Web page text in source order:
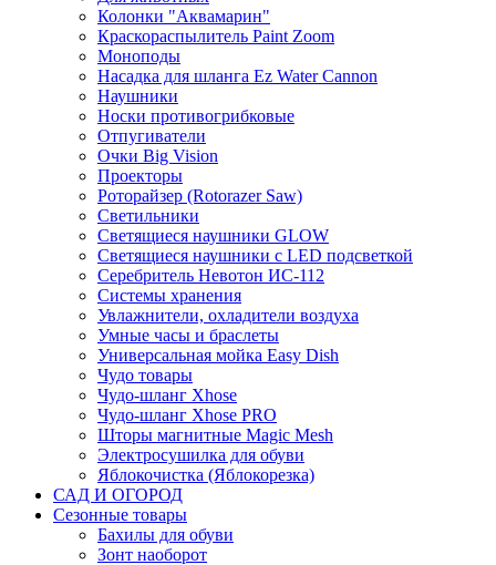
Колонки "Аквамарин"
Краскораспылитель Paint Zoom
Моноподы
Насадка для шланга Ez Water Cannon
Наушники
Носки противогрибковые
Отпугиватели
Очки Big Vision
Проекторы
Роторайзер (Rotorazer Saw)
Светильники
Светящиеся наушники GLOW
Светящиеся наушники с LED подсветкой
Серебритель Невотон ИС-112
Системы хранения
Увлажнители, охладители воздуха
Умные часы и браслеты
Универсальная мойка Easy Dish
Чудо товары
Чудо-шланг Xhose
Чудо-шланг Xhose PRO
Шторы магнитные Magic Mesh
Электросушилка для обуви
Яблокочистка (Яблокорезка)
САД И ОГОРОД
Сезонные товары
Бахилы для обуви
Зонт наоборот